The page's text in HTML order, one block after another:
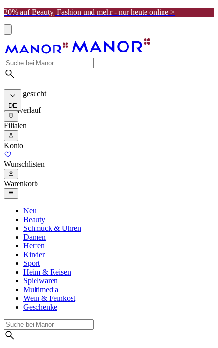
20% auf Beauty, Fashion und mehr - nur heute online >
Meist gesucht
Suchverlauf
DE
Filialen
Konto
Wunschlisten
Warenkorb
Neu
Beauty
Schmuck & Uhren
Damen
Herren
Kinder
Sport
Heim & Reisen
Spielwaren
Multimedia
Wein & Feinkost
Geschenke